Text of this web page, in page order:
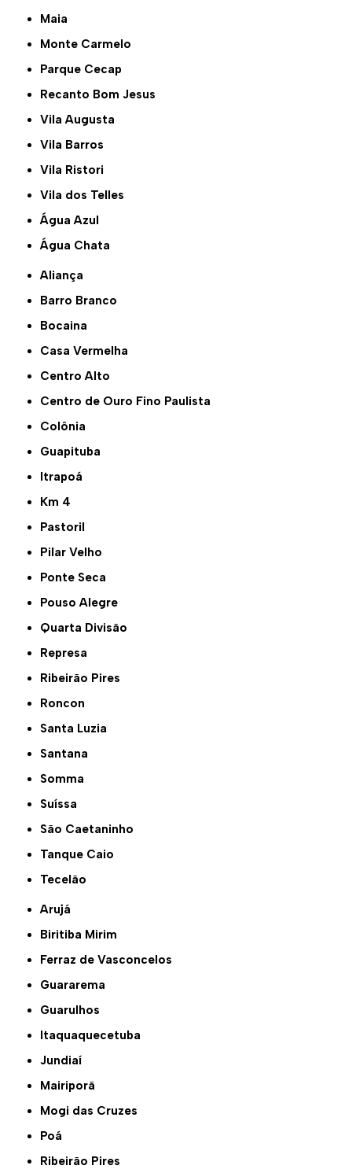
Maia
Monte Carmelo
Parque Cecap
Recanto Bom Jesus
Vila Augusta
Vila Barros
Vila Ristori
Vila dos Telles
Água Azul
Água Chata
Aliança
Barro Branco
Bocaina
Casa Vermelha
Centro Alto
Centro de Ouro Fino Paulista
Colônia
Guapituba
Itrapoá
Km 4
Pastoril
Pilar Velho
Ponte Seca
Pouso Alegre
Quarta Divisão
Represa
Ribeirão Pires
Roncon
Santa Luzia
Santana
Somma
Suíssa
São Caetaninho
Tanque Caio
Tecelão
Arujá
Biritiba Mirim
Ferraz de Vasconcelos
Guararema
Guarulhos
Itaquaquecetuba
Jundiaí
Mairiporã
Mogi das Cruzes
Poá
Ribeirão Pires